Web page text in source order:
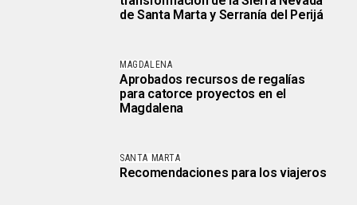
de Santa Marta y Serranía del Perijá
MAGDALENA
Aprobados recursos de regalías
para catorce proyectos en el
Magdalena
SANTA MARTA
Recomendaciones para los viajeros